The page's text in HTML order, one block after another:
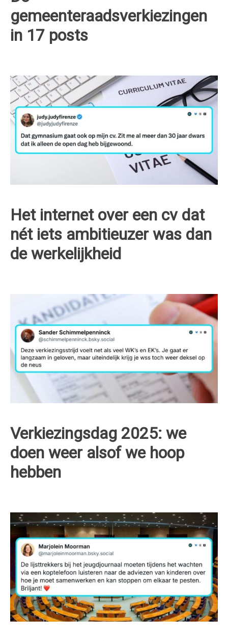
gemeenteraadsverkiezingen
in 17 posts
Het internet over een cv dat
nét iets ambitieuzer was dan
de werkelijkheid
Verkiezingsdag 2025: we
doen weer alsof we hoop
hebben